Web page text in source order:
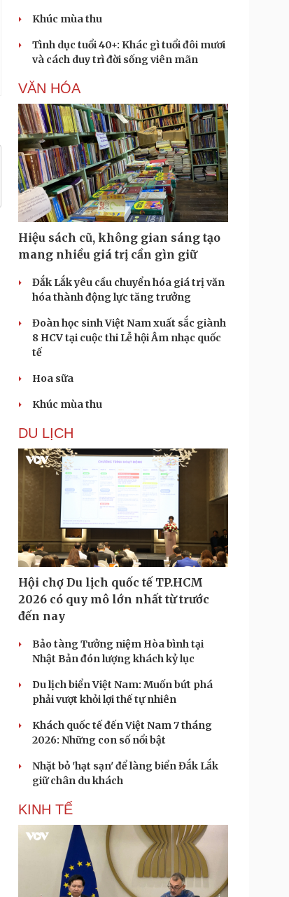
Khúc mùa thu
Tình dục tuổi 40+: Khác gì tuổi đôi mươi
và cách duy trì đời sống viên mãn
VĂN HÓA
Hiệu sách cũ, không gian sáng tạo
mang nhiều giá trị cần gìn giữ
Đắk Lắk yêu cầu chuyển hóa giá trị văn
hóa thành động lực tăng trưởng
Đoàn học sinh Việt Nam xuất sắc giành
8 HCV tại cuộc thi Lễ hội Âm nhạc quốc
tế
Hoa sữa
Khúc mùa thu
DU LỊCH
Hội chợ Du lịch quốc tế TP.HCM
2026 có quy mô lớn nhất từ trước
đến nay
Bảo tàng Tưởng niệm Hòa bình tại
Nhật Bản đón lượng khách kỷ lục
Du lịch biển Việt Nam: Muốn bứt phá
phải vượt khỏi lợi thế tự nhiên
Khách quốc tế đến Việt Nam 7 tháng
2026: Những con số nổi bật
Nhặt bỏ 'hạt sạn' để làng biển Đắk Lắk
giữ chân du khách
KINH TẾ